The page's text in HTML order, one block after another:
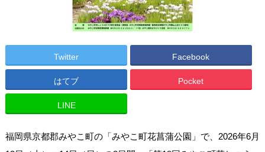
Twitter Facebook
はてブ Pocket
LINE
福岡県京都郡みやこ町の「みやこ町花菖蒲公園」で、2026年6月